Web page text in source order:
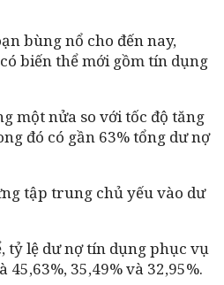
bùng nổ cho đến nay,
biến thể mới gồm tín dụng
một nửa so với tốc độ tăng
đó có gần 63% tổng dư nợ
tập trung chủ yếu vào dư
tỷ lệ dư nợ tín dụng phục vụ
35,49% và 32,95%.